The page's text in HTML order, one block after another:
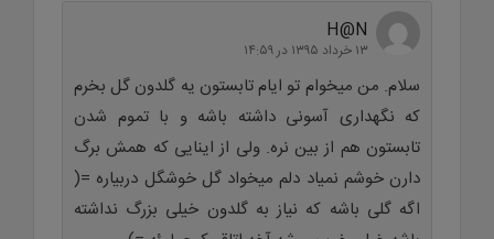
H@N
۱۳ خرداد ۱۳۹۵ در ۱۴:۵۹
سلام. من میخوام تو ایام تابستون یه گلدون گل بخرم
که نگهداری آسونی داشته باشه و با تموم شدن
تابستون هم از بین نره. ولی از اینایی که همش برگ
دارن خوشم نمیاد دلم میخواد گل خوشگل دربیاره =(
اگه گلی باشه که نیاز به گلدون خیلی بزرگ نداشته